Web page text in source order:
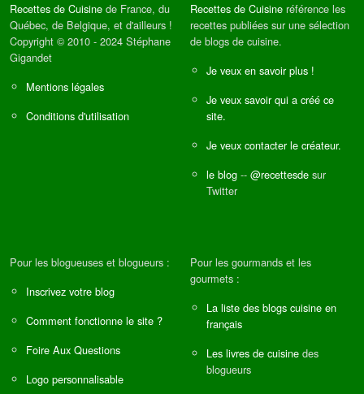
Recettes de Cuisine de France, du
Québec, de Belgique, et d'ailleurs !
Copyright © 2010 - 2024 Stéphane
Gigandet
Mentions légales
Conditions d'utilisation
Recettes de Cuisine référence les
recettes publiées sur une sélection
de blogs de cuisine.
Je veux en savoir plus !
Je veux savoir qui a créé ce
site.
Je veux contacter le créateur.
le blog -- @recettesde sur
Twitter
Pour les blogueuses et blogueurs :
Inscrivez votre blog
Comment fonctionne le site ?
Foire Aux Questions
Logo personnalisable
Pour les gourmands et les
gourmets :
La liste des blogs cuisine en
français
Les livres de cuisine des
blogueurs